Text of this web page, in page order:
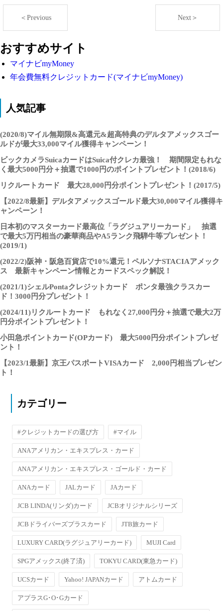
＜Previous Next＞
おすすめサイト
マイナビmyMoney
年会費無料クレジットカード(マイナビmyMoney)
人気記事
(2020/8)マイル無期限&高還元&超高特典のデルタアメックスゴー
ルドが最大33,000マイル獲得キャンペーン！
ビックカメラSuicaカードはSuica付クレカ最強！ 期間限定もれな
く最大5000円分＋抽選で1000円のポイントプレゼント！(2018/6)
リクルートカード 最大28,000円分ポイントプレゼント！(2017/5)
【2022/8最新】デルタアメックスゴールド最大30,000マイル獲得キ
ャンペーン！
日本初のマスターカード最高位「ラグジュアリーカード」 抽選
で最大5万円相当の豪華商品やA5ランク飛騨牛等プレゼント！
(2019/1)
(2022/2)阪神・阪急百貨店で10%還元！ペルソナSTACIAアメック
ス 最新キャンペーン情報とカードスペック解説！
(2021/1)シェルPontaクレジットカード ポンタ最強クラスカー
ド！3000円分プレゼント！
(2024/11)リクルートカード もれなく27,000円分＋抽選で最大2万
円分ポイントプレゼント！
小田急ポイントカード(OPカード) 最大5000円分ポイントプレゼ
ント！
【2023/1最新】京王パスポートVISAカード 2,000円相当プレゼン
ト！
カテゴリー
#クレジットカードの選び方 #マイル
ANAアメリカン・エキスプレス・カード
ANAアメリカン・エキスプレス・ゴールド・カード
ANAカード JALカード JAカード
JCB LINDA(リンダ)カード JCBオリジナルシリーズ
JCBドライバーズプラスカード JTB旅カード
LUXURY CARD(ラグジュアリーカード) MUJI Card
SPGアメックス(終了済) TOKYU CARD(東急カード)
UCSカード Yahoo! JAPANカード アトムカード
アプラスG･O･Gカード